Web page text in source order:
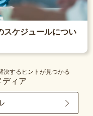
スケジュールについ
決するヒントが見つかる
ディア